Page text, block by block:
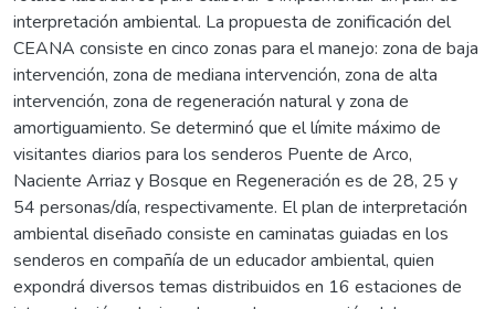
interpretación ambiental. La propuesta de zonificación del
CEANA consiste en cinco zonas para el manejo: zona de baja
intervención, zona de mediana intervención, zona de alta
intervención, zona de regeneración natural y zona de
amortiguamiento. Se determinó que el límite máximo de
visitantes diarios para los senderos Puente de Arco,
Naciente Arriaz y Bosque en Regeneración es de 28, 25 y
54 personas/día, respectivamente. El plan de interpretación
ambiental diseñado consiste en caminatas guiadas en los
senderos en compañía de un educador ambiental, quien
expondrá diversos temas distribuidos en 16 estaciones de